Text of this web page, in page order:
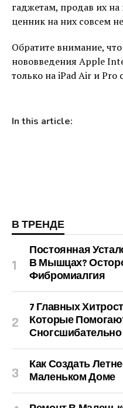
гаджетам, продав их
ценник на них совсем
Обратите внимание,
нововведения Apple
только на iPad Air и
In this article:
В ТРЕНДЕ
Постоянная
В Мышцах?
Фибромиалгия
7 Главных
Которые
Сногсшибательно
Как Создать
Маленьком Доме